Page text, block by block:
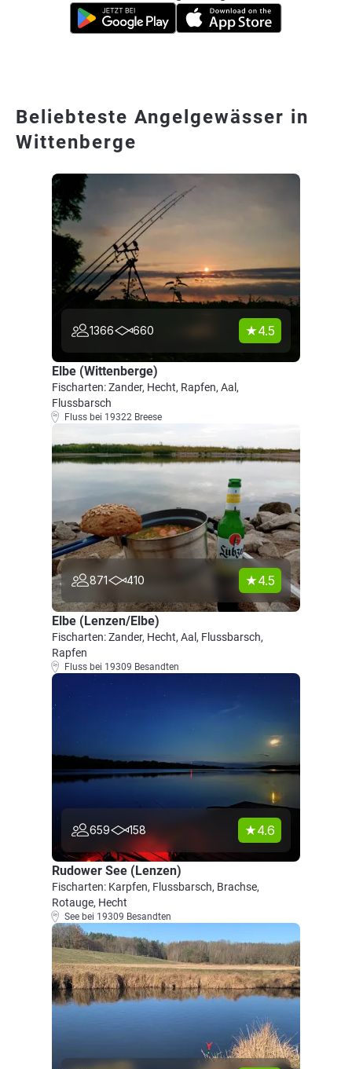
Beliebteste Angelgewässer in
Wittenberge
1366 660 4.5
Elbe (Wittenberge)
Fischarten: Zander, Hecht, Rapfen, Aal,
Flussbarsch
Fluss bei 19322 Breese
871 410 4.5
Elbe (Lenzen/Elbe)
Fischarten: Zander, Hecht, Aal, Flussbarsch,
Rapfen
Fluss bei 19309 Besandten
659 158 4.6
Rudower See (Lenzen)
Fischarten: Karpfen, Flussbarsch, Brachse,
Rotauge, Hecht
See bei 19309 Besandten